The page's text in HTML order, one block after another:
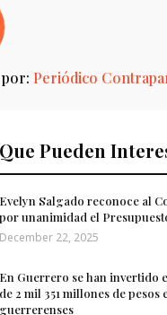
por: Periódico
Pueden
Evelyn Salgado reconoce al
por unanimidad el
December 22, 2025
En Guerrero se han invertido
de 2 mil 351 millones de
guerrerenses